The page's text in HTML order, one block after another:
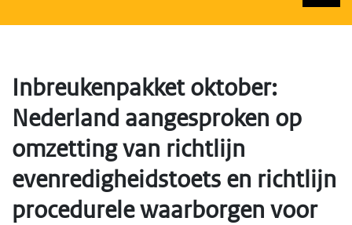
Inbreukenpakket oktober:
Nederland aangesproken op
omzetting van richtlijn
evenredigheidstoets en richtlijn
procedurele waarborgen voor